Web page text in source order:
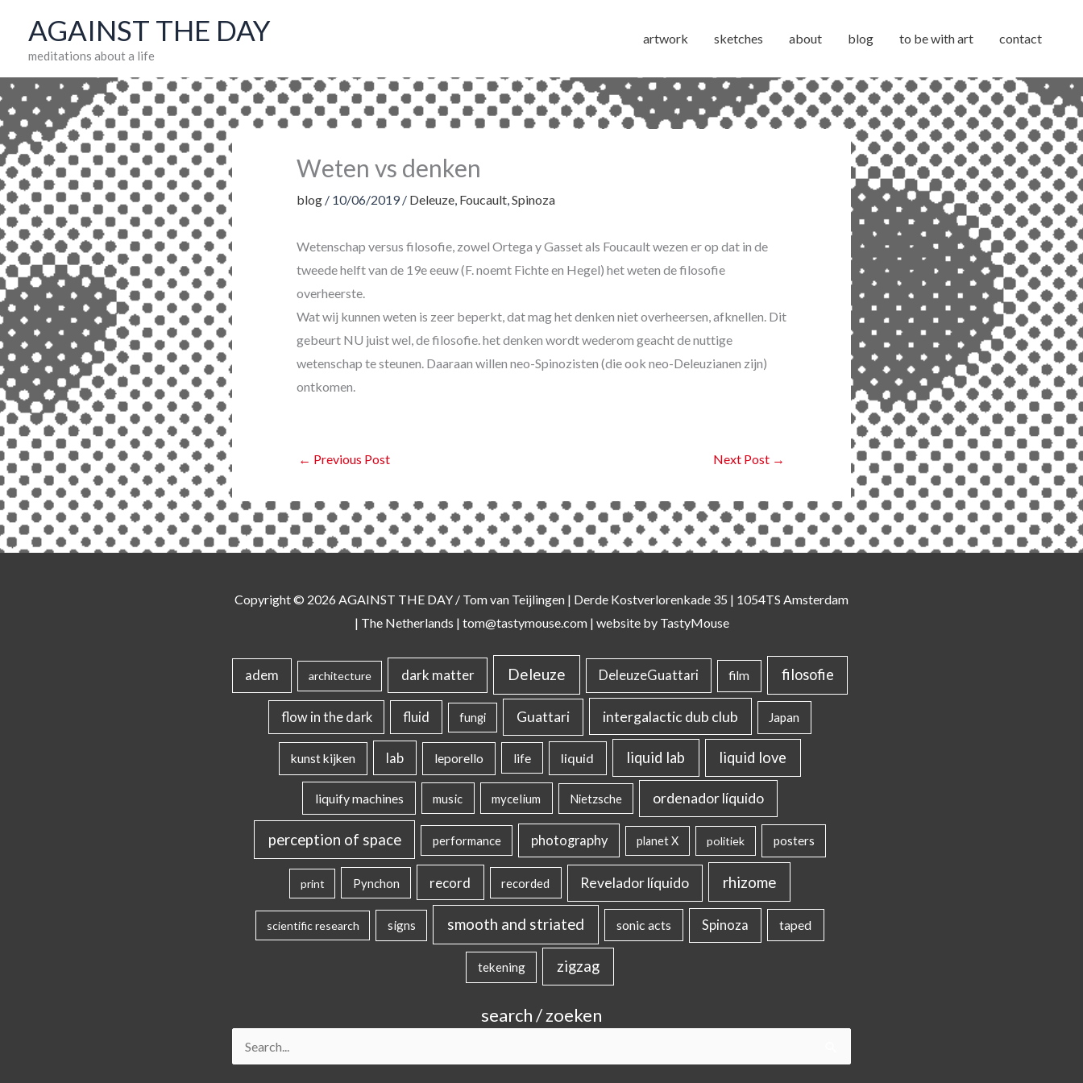
content
AGAINST THE DAY
meditations about a life
artwork sketches about blog to be with art contact
Weten vs denken
blog / 10/06/2019/ Deleuze, Foucault,Spinoza
Wetenschap versus filosofie, zowel Ortega y Gasset als Foucault wezen er op dat in de
tweede helft van de 19e eeuw (F. noemt Fichte en Hegel) het weten de filosofie
overheerste.
Wat wij kunnen weten is zeer beperkt, dat mag het denken niet overheersen, afknellen. Dit
gebeurt NU juist wel, de filosofie. het denken wordt wederom geacht de nuttige
wetenschap te steunen. Daaraan willen neo-Spinozisten (die ook neo-Deleuzianen zijn)
ontkomen.
← Previous Post Next Post →
Copyright © 2026 AGAINST THE DAY / Tom van Teijlingen | Derde Kostverlorenkade 35 | 1054TS Amsterdam
| The Netherlands | tom@tastymouse.com| website by TastyMouse
adem architecture dark matter Deleuze DeleuzeGuattari film filosofie
flow in the dark fluid fungi Guattari intergalactic dub club Japan
kunst kijken lab leporello life liquid liquid lab liquid love
liquify machines music mycelium Nietzsche ordenador líquido
perception of space performance photography planet X politiek posters
print Pynchon record recorded Revelador líquido rhizome
scientific research signs smooth and striated sonic acts Spinoza taped
tekening zigzag
search / zoeken
Search
for: